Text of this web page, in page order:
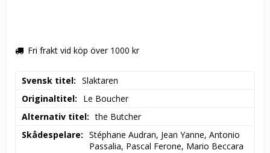
Fri frakt vid köp över 1000 kr
Svensk titel
Slaktaren
Originaltitel
Le Boucher
Alternativ titel
the Butcher
Skådespelare
Stéphane Audran, Jean Yanne, Antonio
Passalia, Pascal Ferone, Mario Beccara